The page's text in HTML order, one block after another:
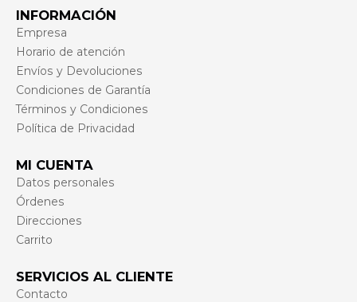
INFORMACIÓN
Empresa
Horario de atención
Envíos y Devoluciones
Condiciones de Garantía
Términos y Condiciones
Política de Privacidad
MI CUENTA
Datos personales
Órdenes
Direcciones
Carrito
SERVICIOS AL CLIENTE
Contacto